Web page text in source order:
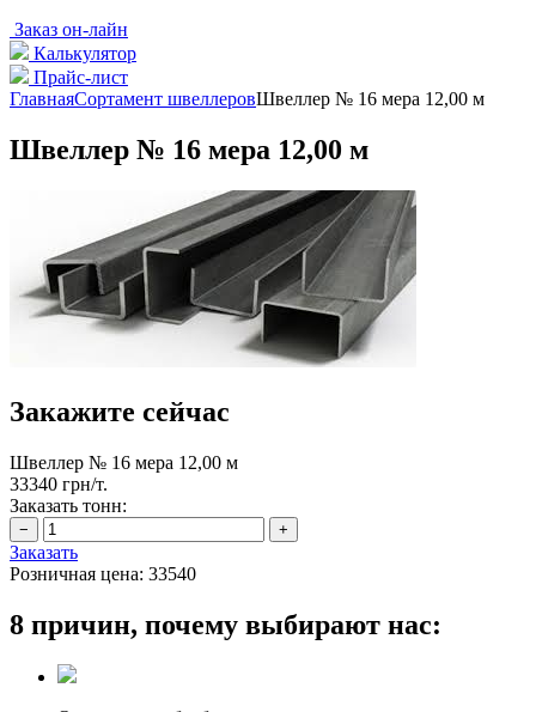
Заказ он-лайн
Калькулятор
Прайс-лист
ГлавнаяСортамент швеллеровШвеллер № 16 мера 12,00 м
Швеллер № 16 мера 12,00 м
Закажите сейчас
Швеллер № 16 мера 12,00 м
33340 грн/т.
Заказать тонн:
Заказать
Розничная цена: 33540
8 причин, почему выбирают нас: